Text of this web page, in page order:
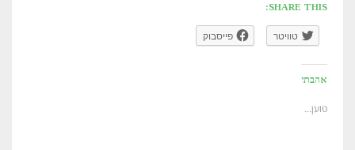
SHARE THIS:
טוויטר פייסבוק
אהבתי
טוען...